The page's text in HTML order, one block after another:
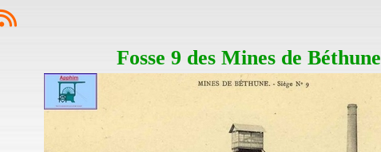
Fosse 9 des Mines de Béthune